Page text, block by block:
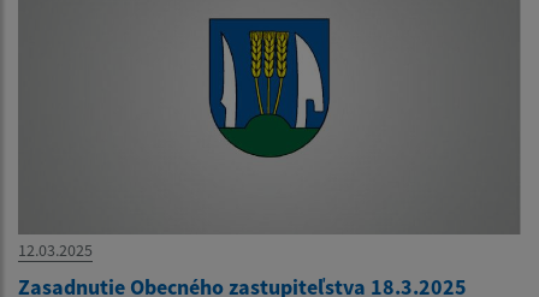
12.03.2025
Zasadnutie Obecného zastupiteľstva 18.3.2025